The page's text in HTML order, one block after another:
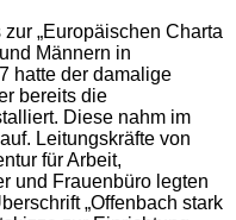
„Europäischen Charta
Männern in
hatte der damalige
bereits die
Diese nahm im
Leitungskräfte von
für Arbeit,
und Frauenbüro legten
„Offenbach stark